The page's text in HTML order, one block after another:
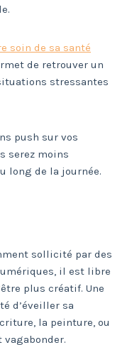
soin de sa santé
de retrouver un
stressantes
push sur vos
serez moins
long de la journée.
sollicité par des
il est libre
plus créatif. Une
d’éveiller sa
la peinture, ou